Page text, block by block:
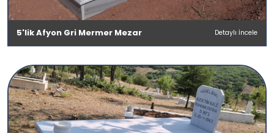
5'lik Afyon Gri Mermer Mezar Detaylı İncele